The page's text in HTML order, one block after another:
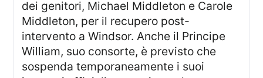
dei genitori, Michael Middleton e Carole
Middleton, per il recupero post-
intervento a Windsor. Anche il Principe
William, suo consorte, è previsto che
sospenda temporaneamente i suoi